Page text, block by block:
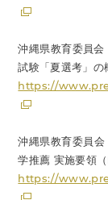
沖縄県教育委員
試験「夏選考」の
https://
沖縄県教育委員
学推薦 実施要領（
https://